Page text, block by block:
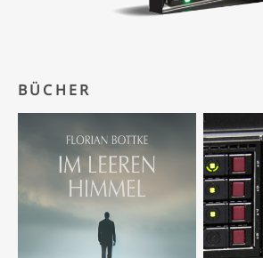
BÜCHER